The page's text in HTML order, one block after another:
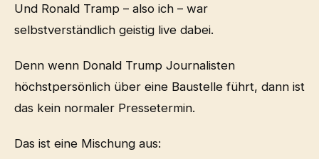
Und Ronald Tramp – also ich – war
selbstverständlich geistig live dabei.
Denn wenn Donald Trump Journalisten
höchstpersönlich über eine Baustelle führt, dann ist
das kein normaler Pressetermin.
Das ist eine Mischung aus: